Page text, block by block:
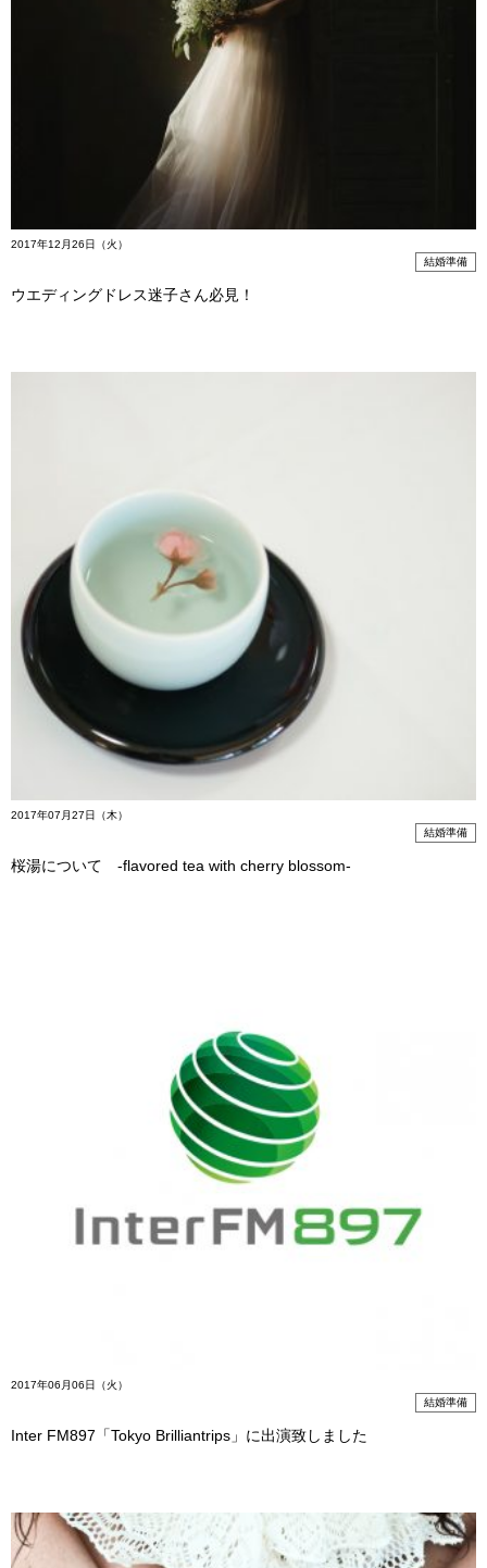
2017年12月26日（火）
結婚準備
ウエディングドレス迷子さん必見！
2017年07月27日（木）
結婚準備
桜湯について -flavored tea with cherry blossom-
2017年06月06日（火）
結婚準備
Inter FM897「Tokyo Brilliantrips」に出演致しました